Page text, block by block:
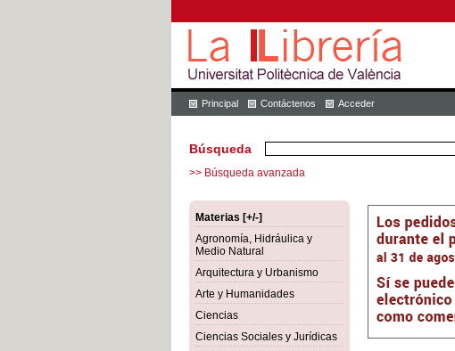
Principal Contáctenos Acceder
Búsqueda
>> Búsqueda avanzada
Materias [+/-]
Agronomía, Hidráulica y
Medio Natural
Arquitectura y Urbanismo
Arte y Humanidades
Ciencias
Ciencias Sociales y Jurídicas